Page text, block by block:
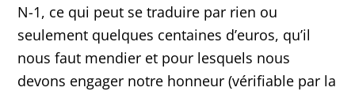
N-1, ce qui peut se traduire par rien ou
seulement quelques centaines d’euros, qu’il
nous faut mendier et pour lesquels nous
devons engager notre honneur (vérifiable par la